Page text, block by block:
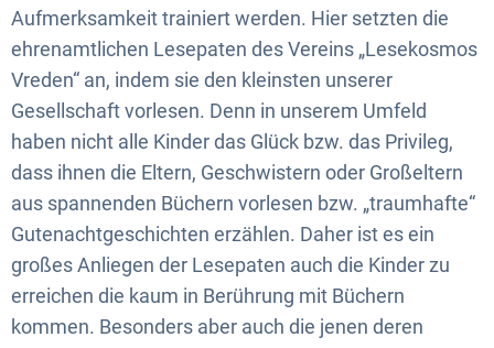
Aufmerksamkeit trainiert werden. Hier setzten die
ehrenamtlichen Lesepaten des Vereins „Lesekosmos
Vreden“ an, indem sie den kleinsten unserer
Gesellschaft vorlesen. Denn in unserem Umfeld
haben nicht alle Kinder das Glück bzw. das Privileg,
dass ihnen die Eltern, Geschwistern oder Großeltern
aus spannenden Büchern vorlesen bzw. „traumhafte“
Gutenachtgeschichten erzählen. Daher ist es ein
großes Anliegen der Lesepaten auch die Kinder zu
erreichen die kaum in Berührung mit Büchern
kommen. Besonders aber auch die jenen deren